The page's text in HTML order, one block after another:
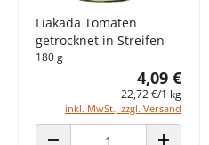
Liakada Tomaten
getrocknet in Streifen
180 g
4,09 €
22,72 €/1 kg
inkl. MwSt., zzgl. Versand